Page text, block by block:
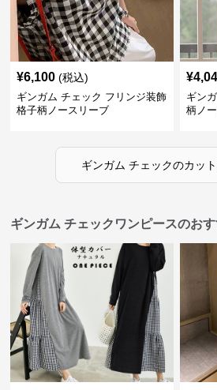
¥6,100 (税込)
ギンガム チェック フリンジ装飾
格子柄ノースリーブ
¥
ギン
柄ノ
ギンガム チェックのカッ
ギンガム チェックワンピースのお